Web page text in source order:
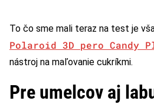
To čo sme mali teraz na test je
Polaroid 3D pero Candy
nástroj na maľovanie cukríkmi.
Pre umelcov aj